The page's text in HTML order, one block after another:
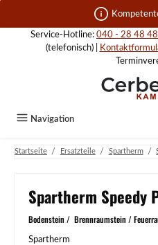
Zum Hauptinhalt springen
Service-Hotline: 040 - 28 48
(telefonisch) |
Navigation
Startseite / Ersatzteile / Spartherm /
Spartherm Speedy
Bodenstein / Brennraumstein /
Spartherm